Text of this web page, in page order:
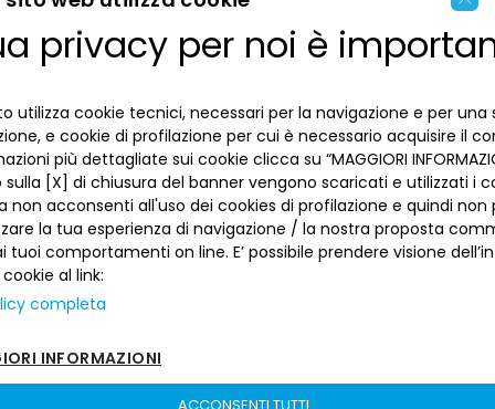
LA BANCA
Dove siamo
Lavora con noi
Reclami
Numeri utili
INFORMAZIONI PER IL CLIENTE
Privacy
La tua scelta sui cookies
Informativa al pubblico
Sepa
Sicurezza
Depositi dormienti
ACCESSIBILITÀ E APP
SEGUICI SUI SOCIAL
ENGLISH
privacy per noi è
utilizza cookie tecnici, necessari per la navigazione e per una
e cookie di profilazione per cui è necessario acquisire il
più dettagliate sui cookie clicca su “MAGGIORI
[X] di chiusura del banner vengono scaricati e utilizzati i
non acconsenti all'uso dei cookies di profilazione e quindi non
la tua esperienza di navigazione / la nostra proposta
tuoi comportamenti on line. E’ possibile prendere visione
al link:
completa
INFORMAZIONI